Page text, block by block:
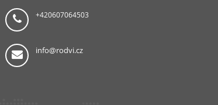
+420607064503
info@rodvi.cz